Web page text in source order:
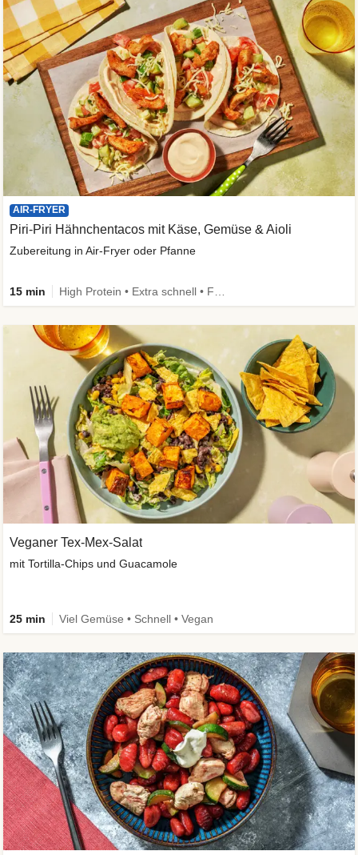
AIR-FRYER
Piri-Piri Hähnchentacos mit Käse, Gemüse & Aioli
Zubereitung in Air-Fryer oder Pfanne
15 min
Veganer Tex-Mex-Salat
mit Tortilla-Chips und Guacamole
25 min Viel Gemüse • Schnell • Vegan